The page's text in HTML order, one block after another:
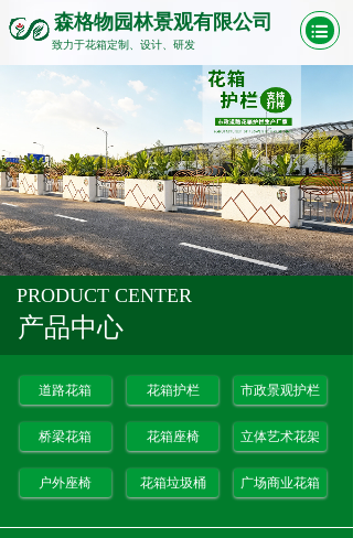
森格物园林景观有限公司
致力于花箱定制、设计、研发
道路花箱 花箱护栏 市政景观护栏
桥梁花箱 花箱座椅 立体艺术花架
户外座椅 花箱垃圾桶 广场商业花箱
产品中心
PRODUCT CENTER